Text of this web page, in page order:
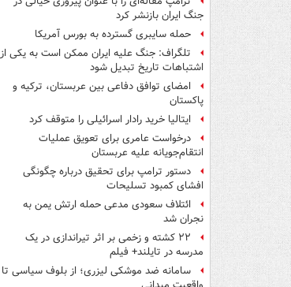
جنگ ایران بازنشر کرد
حمله سایبری گسترده به بورس آمریکا
تلگراف: جنگ علیه ایران ممکن است به یکی از
اشتباهات تاریخ تبدیل شود
امضای توافق دفاعی بین عربستان، ترکیه و
پاکستان
ایتالیا خرید رادار اسرائیلی را متوقف کرد
درخواست عامری برای تعویق عملیات
انتقام‌جویانه علیه عربستان
دستور ترامپ برای تحقیق درباره چگونگی
افشای کمبود تسلیحات
ائتلاف سعودی مدعی حمله ارتش یمن به
نجران شد
۲۲ کشته و زخمی بر اثر تیراندازی در یک
مدرسه در تایلند+ فیلم
سامانه ضد موشکی لیزری؛ از بلوف سیاسی تا